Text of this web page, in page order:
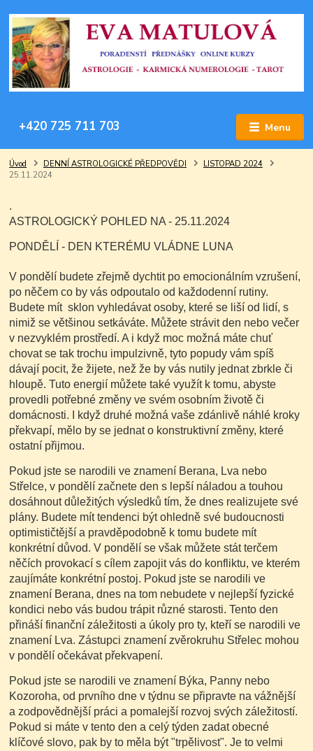
Menu
+420 725 711 703
Úvod DENNÍ ASTROLOGICKÉ PŘEDPOVĚDI
LISTOPAD 2024
25.11.2024
.
ASTROLOGICKÝ POHLED NA - 25.11.2024
PONDĚLÍ - DEN KTERÉMU VLÁDNE LUNA
V pondělí budete zřejmě dychtit po emocionálním vzrušení,
po něčem co by vás odpoutalo od každodenní rutiny.
Budete mít sklon vyhledávat osoby, které se liší od lidí, s
nimiž se většinou setkáváte. Můžete strávit den nebo večer
v nezvyklém prostředí. A i když moc možná máte chuť
chovat se tak trochu impulzivně, tyto popudy vám spíš
dávají pocit, že žijete, než že by vás nutily jednat zbrkle či
hloupě. Tuto energií můžete také využít k tomu, abyste
provedli potřebné změny ve svém osobním životě či
domácnosti. I když druhé možná vaše zdánlivě náhlé kroky
překvapí, mělo by se jednat o konstruktivní změny, které
ostatní přijmou.
Pokud jste se narodili ve znamení Berana, Lva nebo
Střelce, v pondělí začnete den s lepší náladou a touhou
dosáhnout důležitých výsledků tím, že dnes realizujete své
plány. Budete mít tendenci být ohledně své budoucnosti
optimističtější a pravděpodobně k tomu budete mít
konkrétní důvod. V pondělí se však můžete stát terčem
něčích provokací s cílem zapojit vás do konfliktu, ve kterém
zaujímáte konkrétní postoj. Pokud jste se narodili ve
znamení Berana, dnes na tom nebudete v nejlepší fyzické
kondici nebo vás budou trápit různé starosti. Tento den
přináší finanční záležitosti a úkoly pro ty, kteří se narodili ve
znamení Lva. Zástupci znamení zvěrokruhu Střelec mohou
v pondělí očekávat překvapení.
Pokud jste se narodili ve znamení Býka, Panny nebo
Kozoroha, od prvního dne v týdnu se připravte na vážnější
a zodpovědnější práci a pomalejší rozvoj svých záležitostí.
Pokud si máte v tento den a celý týden zadat obecné
klíčové slovo, pak by to měla být "trpělivost". Je to velmi